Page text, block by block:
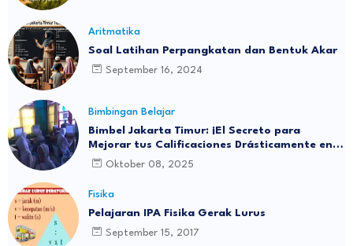
Aritmatika
Soal Latihan Perpangkatan dan Bentuk Akar
September 16, 2024
Bimbingan Belajar
Bimbel Jakarta Timur: ¡El Secreto para
Mejorar tus Calificaciones Drásticamente en 3
Meses!Oktober 08, 2025
Fisika
Pelajaran IPA Fisika Gerak Lurus
September 15, 2017